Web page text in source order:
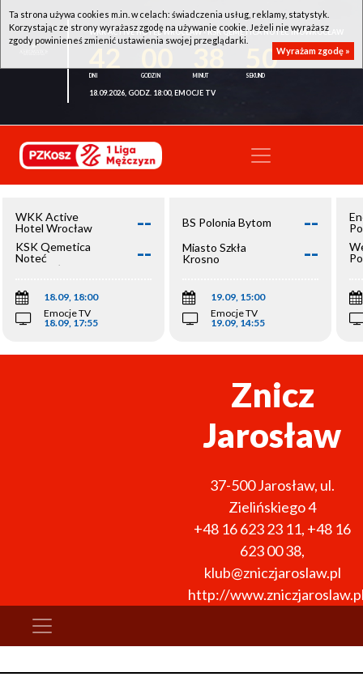
WKK ACTIVE HOTEL WROCŁAW - KSK QEMETICA NOTEĆ INOWROCŁAW
50
18.09.2026, GODZ. 18:00, EMOCJE TV
WKK Active
Hotel Wrocław
--
KSK Qemetica
Noteć
Inowrocław
--
18.09, 18:00
Emocje TV
18.09, 17:55
BS Polonia Bytom --
Miasto Szkła
Krosno
--
19.09, 15:00
Emocje TV
19.09, 14:55
Znicz
Jarosław
37-500Jarosław, ul.
Zielińskiego 4
+48 16 623 23 11, +48 16
623 00 38,
klub@zniczjaroslaw.pl
http://
Ta strona używa cookies m.in. w celach: świadczenia usług, reklamy, statystyk.
Korzystając ze strony wyrażasz zgodę na używanie cookie. Jeżeli nie wyrażasz
zgody powinieneś zmienić ustawienia swojej przeglądarki.
Wyrażam zgodę »